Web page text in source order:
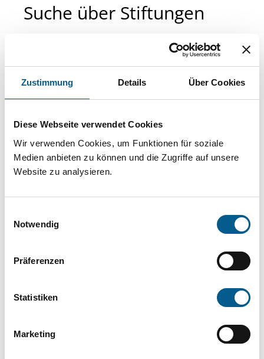
Zustimmung Details Über Cookies
Diese Webseite verwendet Cookies
Wir verwenden Cookies, um Funktionen für soziale
Medien anbieten zu können und die Zugriffe auf unsere
Website zu analysieren.
Notwendig
Präferenzen
Statistiken
Marketing
Suche über Stiftungen
Sie suchen finanzielle Unterstützung für ein
Projekt oder ein Vorhaben? Hier können Sie
direkt über unsere Fördermitteldatenbank und
Stiftungsdatenbank recherchieren. Bei der
Suche bitte die Groß- und Kleinschreibung
beachten.
können durch die Wahl von Bereichen oder